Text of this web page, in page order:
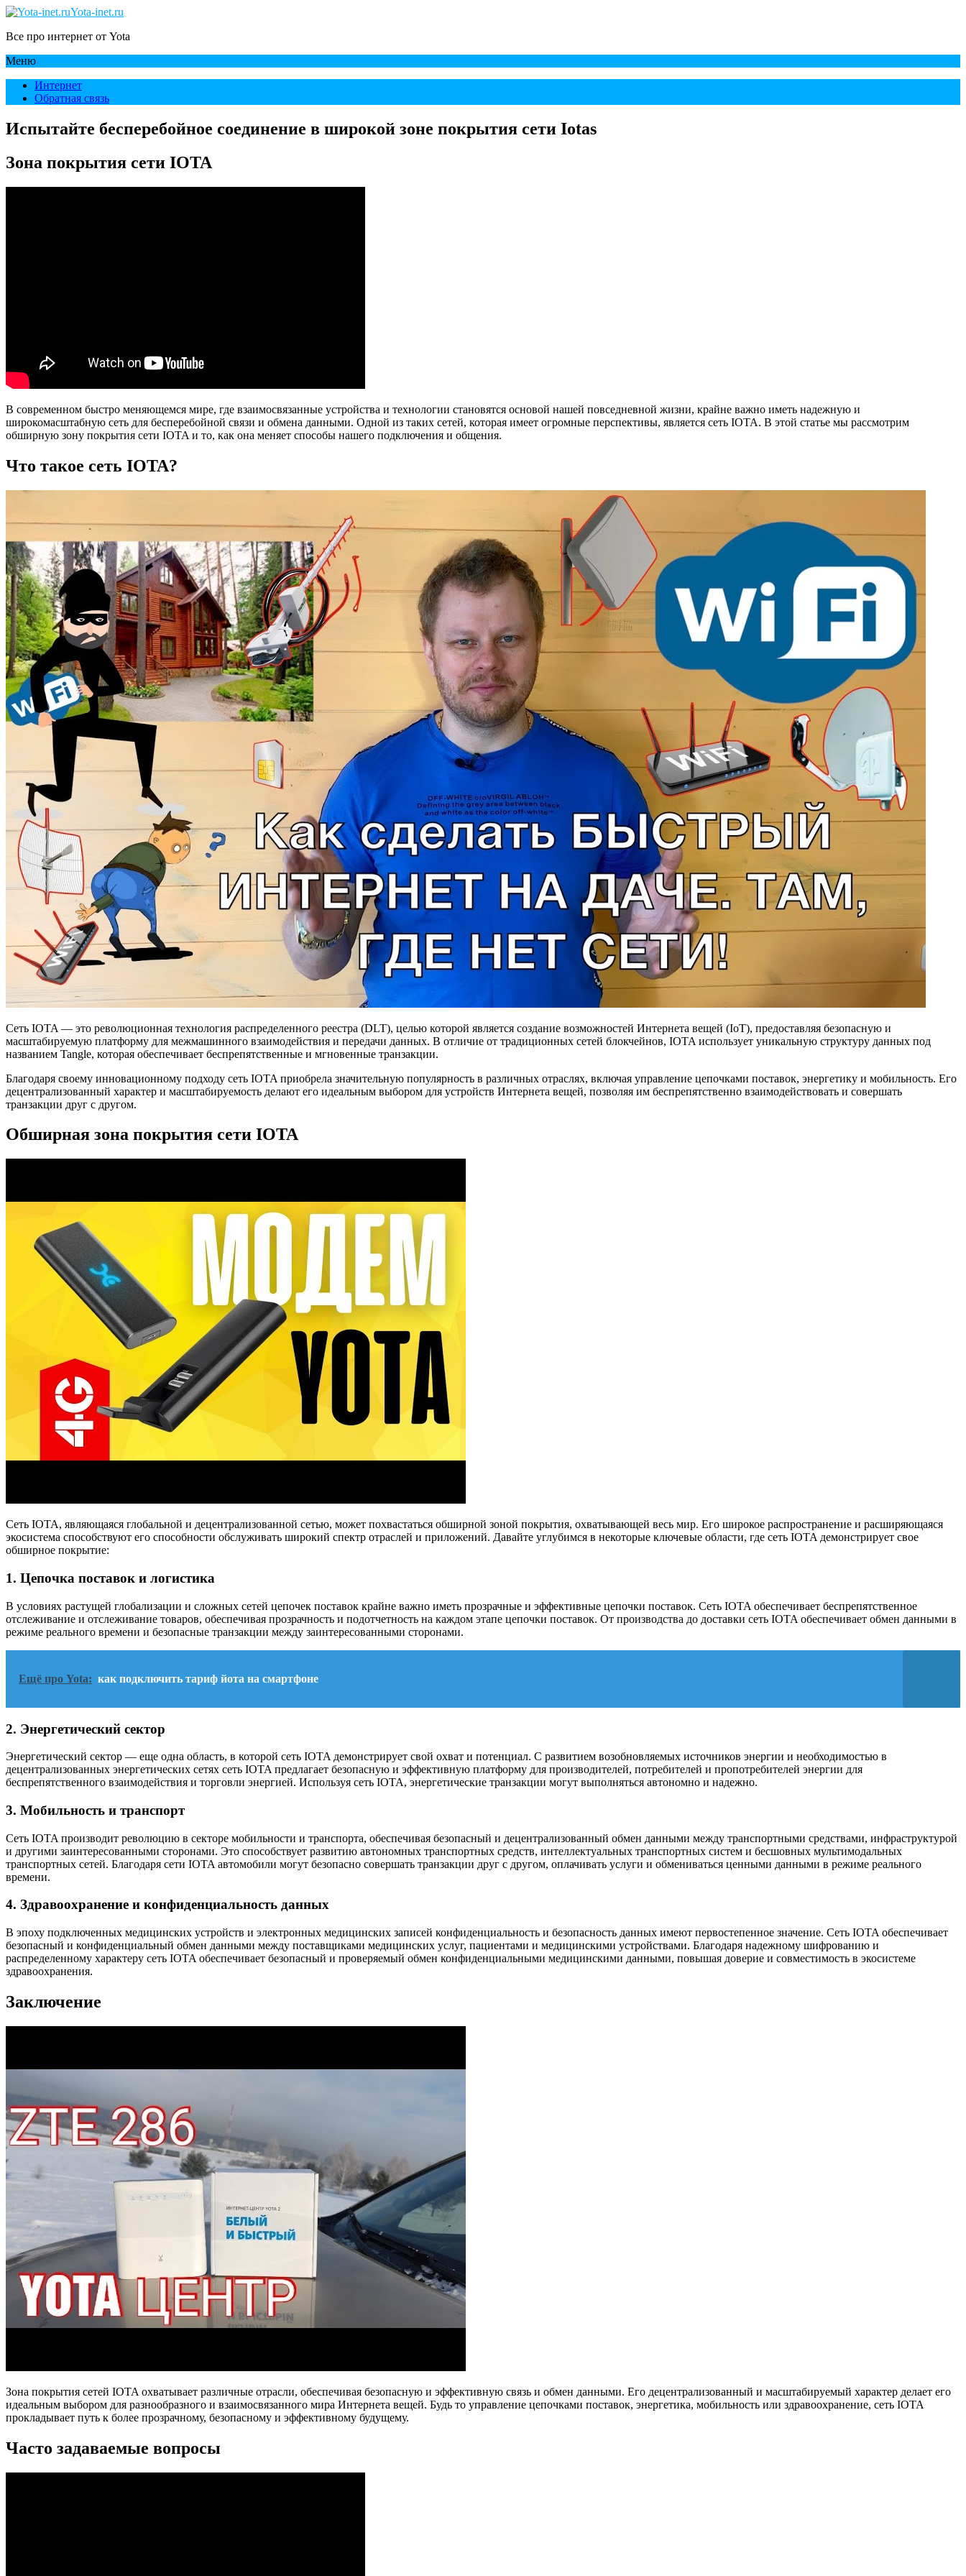
Yota-inet.ru
Все про интернет от Yota
Меню
Интернет
Обратная связь
Испытайте бесперебойное соединение в широкой зоне покрытия сети Iotas
Зона покрытия сети IOTA
В современном быстро меняющемся мире, где взаимосвязанные устройства и технологии становятся основой нашей повседневной жизни, крайне важно иметь надежную и
широкомасштабную сеть для бесперебойной связи и обмена данными. Одной из таких сетей, которая имеет огромные перспективы, является сеть IOTA. В этой статье мы рассмотрим
обширную зону покрытия сети IOTA и то, как она меняет способы нашего подключения и общения.
Что такое сеть IOTA?
Сеть IOTA — это революционная технология распределенного реестра (DLT), целью которой является создание возможностей Интернета вещей (IoT), предоставляя безопасную и
масштабируемую платформу для межмашинного взаимодействия и передачи данных. В отличие от традиционных сетей блокчейнов, IOTA использует уникальную структуру данных под
названием Tangle, которая обеспечивает беспрепятственные и мгновенные транзакции.
Благодаря своему инновационному подходу сеть IOTA приобрела значительную популярность в различных отраслях, включая управление цепочками поставок, энергетику и мобильность. Его
децентрализованный характер и масштабируемость делают его идеальным выбором для устройств Интернета вещей, позволяя им беспрепятственно взаимодействовать и совершать
транзакции друг с другом.
Обширная зона покрытия сети IOTA
Сеть IOTA, являющаяся глобальной и децентрализованной сетью, может похвастаться обширной зоной покрытия, охватывающей весь мир. Его широкое распространение и расширяющаяся
экосистема способствуют его способности обслуживать широкий спектр отраслей и приложений. Давайте углубимся в некоторые ключевые области, где сеть IOTA демонстрирует свое
обширное покрытие:
1. Цепочка поставок и логистика
В условиях растущей глобализации и сложных сетей цепочек поставок крайне важно иметь прозрачные и эффективные цепочки поставок. Сеть IOTA обеспечивает беспрепятственное
отслеживание и отслеживание товаров, обеспечивая прозрачность и подотчетность на каждом этапе цепочки поставок. От производства до доставки сеть IOTA обеспечивает обмен данными в
режиме реального времени и безопасные транзакции между заинтересованными сторонами.
Ещё про Yota: как подключить тариф йота на смартфоне
2. Энергетический сектор
Энергетический сектор — еще одна область, в которой сеть IOTA демонстрирует свой охват и потенциал. С развитием возобновляемых источников энергии и необходимостью в
децентрализованных энергетических сетях сеть IOTA предлагает безопасную и эффективную платформу для производителей, потребителей и пропотребителей энергии для
беспрепятственного взаимодействия и торговли энергией. Используя сеть IOTA, энергетические транзакции могут выполняться автономно и надежно.
3. Мобильность и транспорт
Сеть IOTA производит революцию в секторе мобильности и транспорта, обеспечивая безопасный и децентрализованный обмен данными между транспортными средствами, инфраструктурой
и другими заинтересованными сторонами. Это способствует развитию автономных транспортных средств, интеллектуальных транспортных систем и бесшовных мультимодальных
транспортных сетей. Благодаря сети IOTA автомобили могут безопасно совершать транзакции друг с другом, оплачивать услуги и обмениваться ценными данными в режиме реального
времени.
4. Здравоохранение и конфиденциальность данных
В эпоху подключенных медицинских устройств и электронных медицинских записей конфиденциальность и безопасность данных имеют первостепенное значение. Сеть IOTA обеспечивает
безопасный и конфиденциальный обмен данными между поставщиками медицинских услуг, пациентами и медицинскими устройствами. Благодаря надежному шифрованию и
распределенному характеру сеть IOTA обеспечивает безопасный и проверяемый обмен конфиденциальными медицинскими данными, повышая доверие и совместимость в экосистеме
здравоохранения.
Заключение
Зона покрытия сетей IOTA охватывает различные отрасли, обеспечивая безопасную и эффективную связь и обмен данными. Его децентрализованный и масштабируемый характер делает его
идеальным выбором для разнообразного и взаимосвязанного мира Интернета вещей. Будь то управление цепочками поставок, энергетика, мобильность или здравоохранение, сеть IOTA
прокладывает путь к более прозрачному, безопасному и эффективному будущему.
Часто задаваемые вопросы